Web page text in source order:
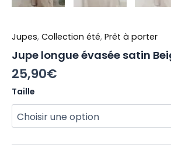
Jupes, Collection été, Prêt à porter
Jupe longue évasée satin
25,90€
Taille